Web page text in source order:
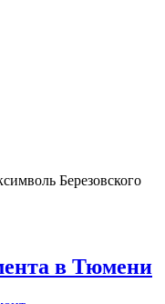
Березовского
в Тюмени